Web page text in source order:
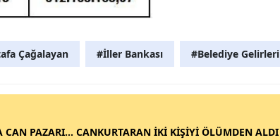
Çağalayan #İller Bankası #Belediye Gelirleri
CAN PAZARI... CANKURTARAN İKİ KİŞİYİ ÖLÜMDEN ALDI